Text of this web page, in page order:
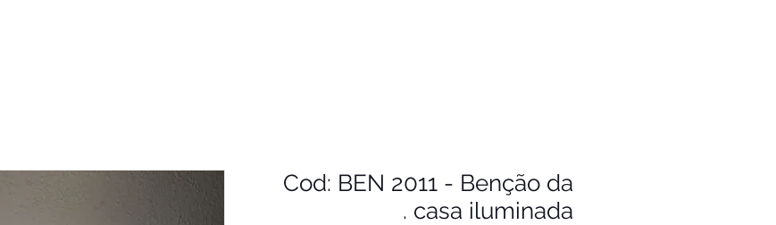
Cod: BEN 2011 - Benção da
casa iluminada .